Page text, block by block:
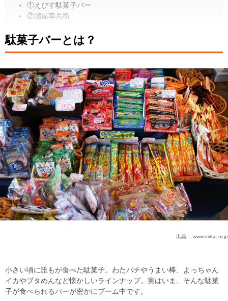
①えびす駄菓子バー
②溜屋幸兵衛
駄菓子バーとは？
出典： www.niitsu.or.jp
小さい頃に誰もが食べた駄菓子。わたパチやうまい棒、よっちゃん
イカやブタめんなど懐かしいラインナップ。実はいま、そんな駄菓
子が食べられるバーが密かにブーム中です。